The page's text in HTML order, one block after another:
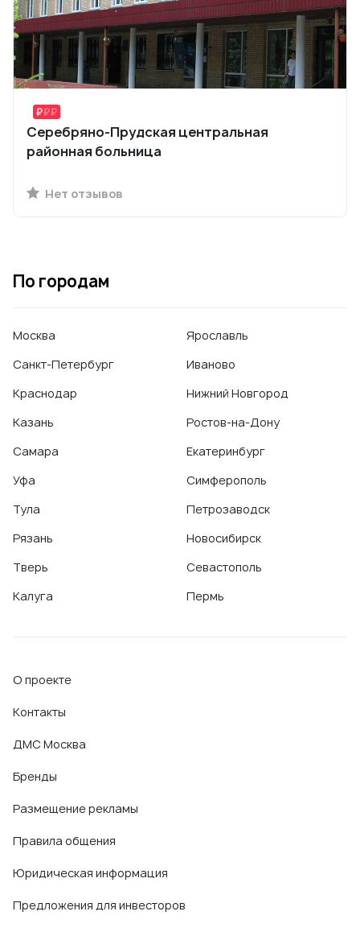
Серебряно-Прудская центральная
районная больница
Нет отзывов
По городам
Москва
Санкт-Петербург
Краснодар
Казань
Самара
Уфа
Тула
Рязань
Тверь
Калуга
Ярославль
Иваново
Нижний Новгород
Ростов-на-Дону
Екатеринбург
Симферополь
Петрозаводск
Новосибирск
Севастополь
Пермь
О проекте
Контакты
ДМС Москва
Бренды
Размещение рекламы
Правила общения
Юридическая информация
Предложения для инвесторов